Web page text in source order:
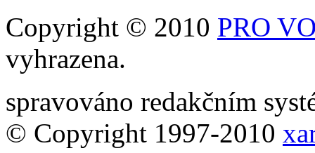
Copyright © 2010 PRO
vyhrazena.
spravováno redakčním
© Copyright 1997-2010